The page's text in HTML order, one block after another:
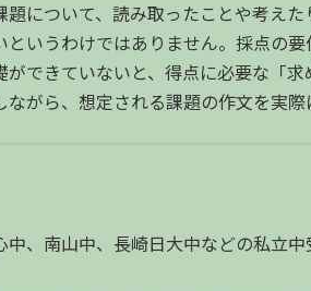
題について、読み取ったことや考え
というわけではありません。採点の
ができていないと、得点に必要な「
がら、想定される課題の作文を実
中、南山中、長崎日大中などの私立中